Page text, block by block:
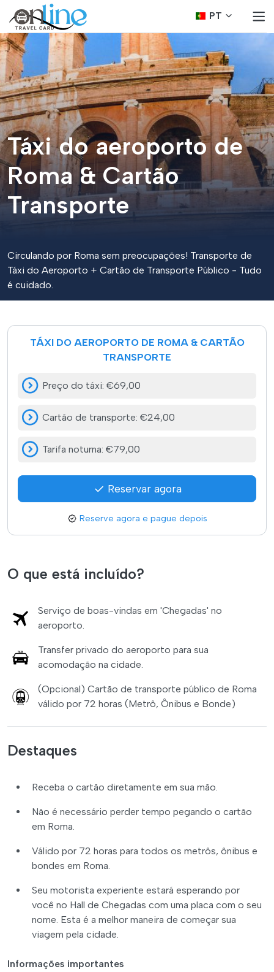
PT
Táxi do aeroporto de
Roma & Cartão
Transporte
Circulando por Roma sem preocupações! Transporte de
Táxi do Aeroporto + Cartão de Transporte Público - Tudo
é cuidado.
O que está incluído?
Serviço de boas-vindas em 'Chegadas' no
aeroporto.
Transfer privado do aeroporto para sua
acomodação na cidade.
(Opcional) Cartão de transporte público de Roma
válido por 72 horas (Metrô, Ônibus e Bonde)
Destaques
Receba o cartão diretamente em sua mão.
Não é necessário perder tempo pegando o cartão
em Roma.
Válido por 72 horas para todos os metrôs, ônibus e
bondes em Roma.
Seu motorista experiente estará esperando por
você no Hall de Chegadas com uma placa com o seu
nome. Esta é a melhor maneira de começar sua
viagem pela cidade.
Informações importantes
TÁXI DO AEROPORTO DE ROMA & CARTÃO
TRANSPORTE
Preço do táxi: €69,00
Cartão de transporte: €24,00
Tarifa noturna: €79,00
Reservar agora
Reserve agora e pague depois